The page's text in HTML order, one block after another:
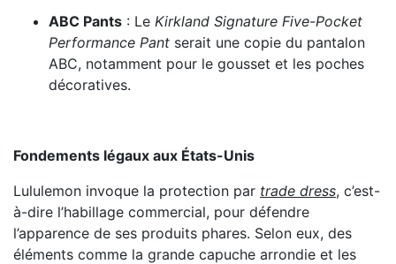
ABC Pants : Le Kirkland Signature Five-Pocket
Performance Pant serait une copie du pantalon
ABC, notamment pour le gousset et les poches
décoratives.
Fondements légaux aux États-Unis
Lululemon invoque la protection par trade dress, c’est-
à-dire l’habillage commercial, pour défendre
l’apparence de ses produits phares. Selon eux, des
éléments comme la grande capuche arrondie et les